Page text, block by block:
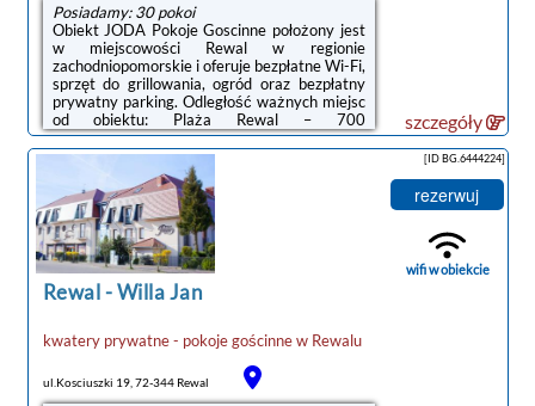
Posiadamy: 30 pokoi
Obiekt JODA Pokoje Goscinne położony jest
w miejscowości Rewal w regionie
zachodniopomorskie i oferuje bezpłatne Wi-Fi,
sprzęt do grillowania, ogród oraz bezpłatny
prywatny parking. Odległość ważnych miejsc
od obiektu: Plaża Rewal – 700
m.Wyposażenie obejmuje także lodówkę i
czajnik.Obiekt dysponuje tarasem.W obiekcie
Goście mogą grać w bilard. Okolica cieszy się
popularnością wśród miłośników trekkingu i
jazdy na rowerze.Odległość ważnych miejsc
od obiektu: PKP Kołobrzeg – 48 km, Molo w
Kołobrzegu – 48 km.Doba hotelowa od
godziny 16:00 do 11:00.Prosimy o ...
szczegóły
Rewal-Willa Jan
kwatery prywatne - pokoje gościnnew Rewalu
ul.Kosciuszki 19, 72-344 Rewal
[ID BG.6444224]
rezerwuj
wifi w obiekcie